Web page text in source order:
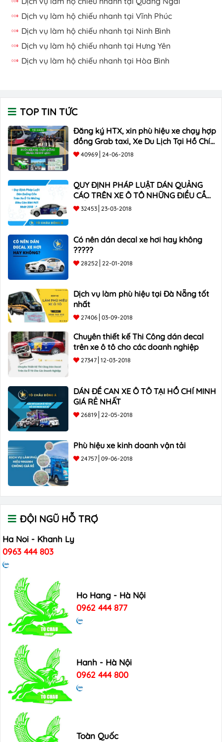
Dịch vụ làm hộ chiếu nhanh tại Vĩnh Phúc
Dịch vụ làm hộ chiếu nhanh tại Ninh Bình
Dịch vụ làm hộ chiếu nhanh tại Hưng Yên
Dịch vụ làm hộ chiếu nhanh tại Hòa Bình
TOP TIN TỨC
Đăng ký HTX, xin phù hiệu xe chạy hợp
đồng Grab taxi, Xe Du Lịch Tại Hồ Chí
Minh Giá Rẻ
40969 24-06-2018
QUY ĐỊNH PHÁP LUẬT DÁN QUẢNG
CÁO TRÊN XE Ô TÔ NHỮNG ĐIỀU CẦN
BIẾT mới nhất 2018 ???
32453 23-03-2018
Có nên dán decal xe hơi hay không
?????
28252 22-01-2018
Dịch vụ làm phù hiệu tại Đà Nẵng tốt
nhất
27406 03-09-2018
Chuyên thiết kế Thi Công dán decal
trên xe ô tô cho các doanh nghiệp
27347 12-03-2018
DÁN ĐỀ CAN XE Ô TÔ TẠI HỒ CHÍ MINH
GIÁ RẺ NHẤT
26819 22-05-2018
Phù hiệu xe kinh doanh vận tải
24757 09-06-2018
ĐỘI NGŨ HỖ TRỢ
Ha Noi - Khanh Ly
0963 444 803
Ho Hang - Hà Nội
0962 444 877
Hanh - Hà Nội
0962 444 800
Toàn Quốc